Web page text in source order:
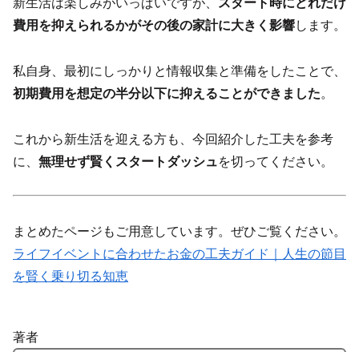
費用を抑えられるかがその後の家計に大きく影響します。
私自身、最初にしっかりと情報収集と準備をしたことで、
初期費用を想定の半分以下に抑えることができました。
これから新生活を迎える方も、今回紹介した工夫を参考
に、 無理せず賢くスタートダッシュを切ってください。
まとめたページもご用意しています。ぜひご覧ください。
ライフイベントに合わせたお金の工夫ガイド｜人生の節目
を賢く乗り切る知恵
著者